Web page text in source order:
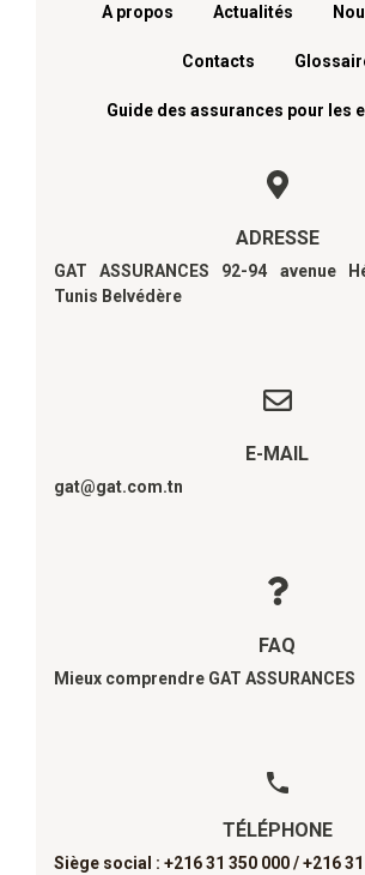
A propos Actualités
Contacts
Guide des assurances pour les
ADRESSE
GAT ASSURANCES 92-94 avenue
Tunis Belvédère
E-MAIL
gat@gat.com.tn
FAQ
Mieux comprendre GAT ASSURANCES
TÉLÉPHONE
Siège social : +216 31 350 000 /+216